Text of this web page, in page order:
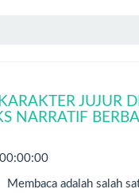
JUJUR
NARRATIF
adalah salah